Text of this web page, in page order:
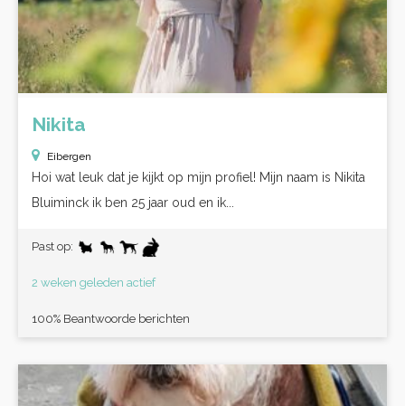
Nikita
Eibergen
Hoi wat leuk dat je kijkt op mijn profiel! Mijn naam is Nikita
Bluiminck ik ben 25 jaar oud en ik...
Past op:
2 weken geleden actief
100% Beantwoorde berichten